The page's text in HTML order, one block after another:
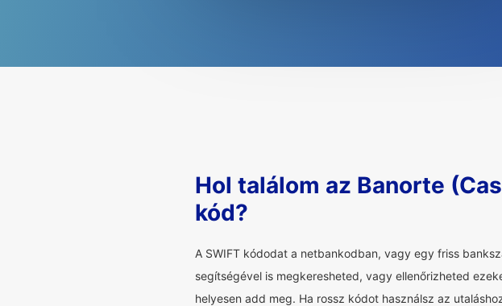
Hol találom az Banorte
kód?
A SWIFT kódodat a netbankodban, vagy egy friss
segítségével is megkeresheted, vagy ellenőrizheted
helyesen add meg. Ha rossz kódot használsz az